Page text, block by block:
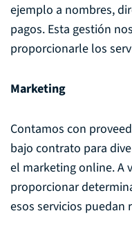
ejemplo a nombres,
pagos. Esta gestión
proporcionarle los
Marketing
Contamos con
bajo contrato para
el marketing online. A
proporcionar
esos servicios puedan